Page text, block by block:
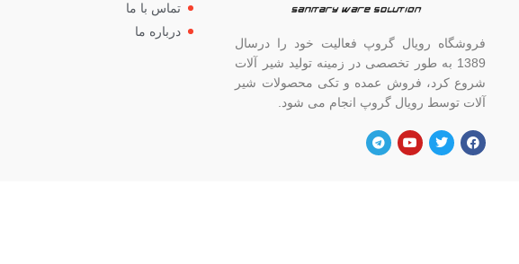
فروشگاه رویال گروپ فعالیت خود را درسال
1389 به طور تخصصی در زمینه تولید شیر آلات
شروع کرد، فروش عمده و تکی محصولات شیر
آلات توسط رویال گروپ انجام می شود.
تماس با ما
درباره ما